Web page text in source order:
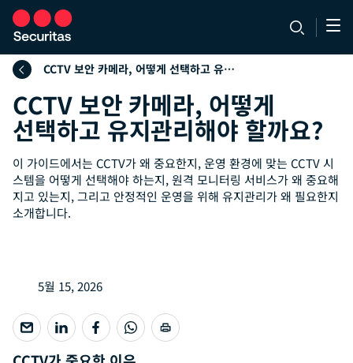
CCTV 보안 카메라, 어떻게 선택하고 유지관리해야 할까요?
CCTV 보안 카메라, 어떻게
선택하고 유지관리해야 할까요?
이 가이드에서는 CCTV가 왜 중요한지, 운영 환경에 맞는 CCTV 시
스템을 어떻게 선택해야 하는지, 원격 모니터링 서비스가 왜 중요해
지고 있는지, 그리고 안정적인 운영을 위해 유지관리가 왜 필요한지
소개합니다.
5월 15, 2026